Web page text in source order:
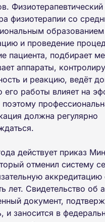
физиотерапии со
образованием
и проведение
пациента, подбирает
аппараты,
и реакцию, ведёт
его работы влияет на
поэтому
должна регулярно
действует приказ
отменил систему
аккредитацию
лет. Свидетельство об
документ,
и заносится в